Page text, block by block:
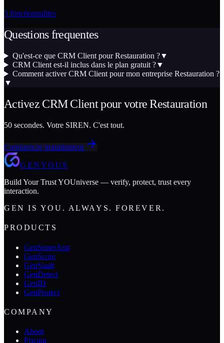
5 fonctionnalites
Questions frequentes
Qu'est-ce que CRM Client pour Restauration ?▼
CRM Client est-il inclus dans le plan gratuit ?▼
Comment activer CRM Client pour mon entreprise Restauration ?
▼
Activez CRM Clientpour votreRestauration
50 secondes. Votre SIREN. C'est tout.
Commencer gratuitement
GENYOUS
Build Your Trust YOUniverse — verify, protect, trust every
interaction.
GEN IS YOU. ALWAYS. FOREVER.
PRODUCTS
GenSuperApp
GenScore
GenVault
GenDetect
GenID
GenProtect
COMPANY
About
Pricing